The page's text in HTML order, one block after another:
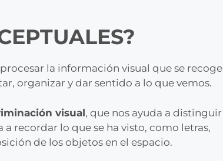
la información visual que se recoge
organizar y dar sentido a lo que vemos.
visual, que nos ayuda a distinguir
a recordar lo que se ha visto, como letras,
de los objetos en el espacio.